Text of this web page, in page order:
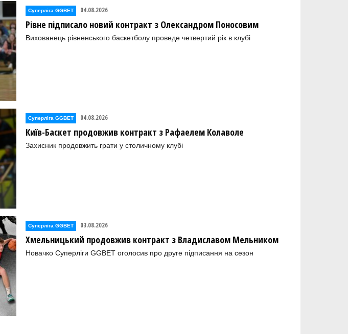
Суперліга GGBET 04.08.2026
Рівне підписало новий контракт з Олександром Поносовим
Вихованець рівненського баскетболу проведе четвертий рік в клубі
Суперліга GGBET 04.08.2026
Київ-Баскет продовжив контракт з Рафаелем Колаволе
Захисник продовжить грати у столичному клубі
Суперліга GGBET 03.08.2026
Хмельницький продовжив контракт з Владиславом Мельником
Новачко Суперліги GGBET оголосив про друге підписання на сезон